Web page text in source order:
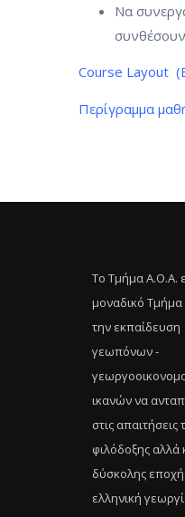
Να
Course Layout
Περίγραμμα
Το Τμήμα Α.Ο.Α.
μοναδικό
την εκπαίδευση
γεωπόνων -
ικανών να
στις απαιτήσεις
φιλόδοξης αλλά
δύσκολης
ελληνική